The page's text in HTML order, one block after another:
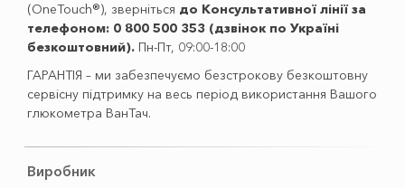
(OneTouch®), зверніться до Консультативної лінії за
телефоном: 0 800 500 353 (дзвінок по Україні
безкоштовний). Пн-Пт, 09:00-18:00
ГАРАНТІЯ – ми забезпечуємо безстрокову безкоштовну
сервісну підтримку на весь період використання Вашого
глюкометра ВанТач.
Виробник